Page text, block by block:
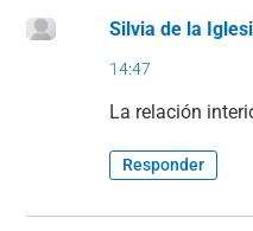
Silvia de la
14:47
La relación
Responder